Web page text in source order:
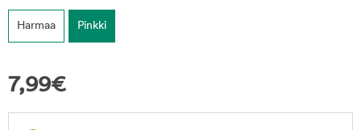
Harmaa Pinkki
7,99€